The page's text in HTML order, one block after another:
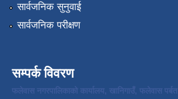
सार्वजनिक सुनुवाई
सार्वजनिक परीक्षण
सम्पर्क विवरण
फलेवास नगरपालिकाको कार्यालय, खानिगाउँ, फलेवास पर्बत